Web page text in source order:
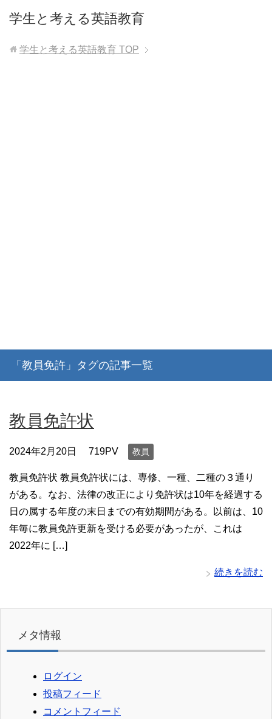
学生と考える英語教育
学生と考える英語教育 TOP
「教員免許」タグの記事一覧
教員免許状
2024年2月20日 719PV 教員
教員免許状 教員免許状には、専修、一種、二種の３通り
がある。なお、法律の改正により免許状は10年を経過する
日の属する年度の末日までの有効期間がある。以前は、10
年毎に教員免許更新を受ける必要があったが、これは
2022年に […]
続きを読む
メタ情報
ログイン
投稿フィード
コメントフィード